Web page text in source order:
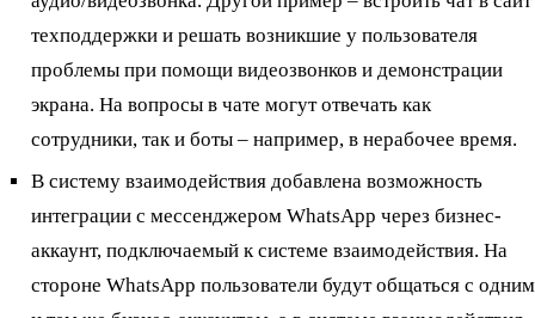
техподдержки и решать возникшие у пользователя
проблемы при помощи видеозвонков и демонстрации
экрана. На вопросы в чате могут отвечать как
сотрудники, так и боты – например, в нерабочее время.
В систему взаимодействия добавлена возможность
интеграции с мессенджером WhatsApp через бизнес-
аккаунт, подключаемый к системе взаимодействия. На
стороне WhatsApp пользователи будут общаться с одним